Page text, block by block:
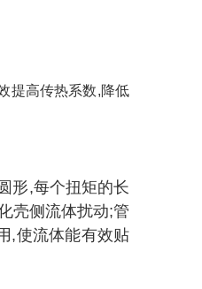
提高传热系数,降低
形,每个扭矩的长
壳侧流体扰动;管
,使流体能有效贴